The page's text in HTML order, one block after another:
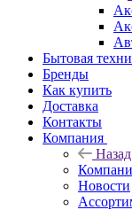
Бытовая
Бренды
Как купить
Доставка
Контакты
Компания
Назад
Новости